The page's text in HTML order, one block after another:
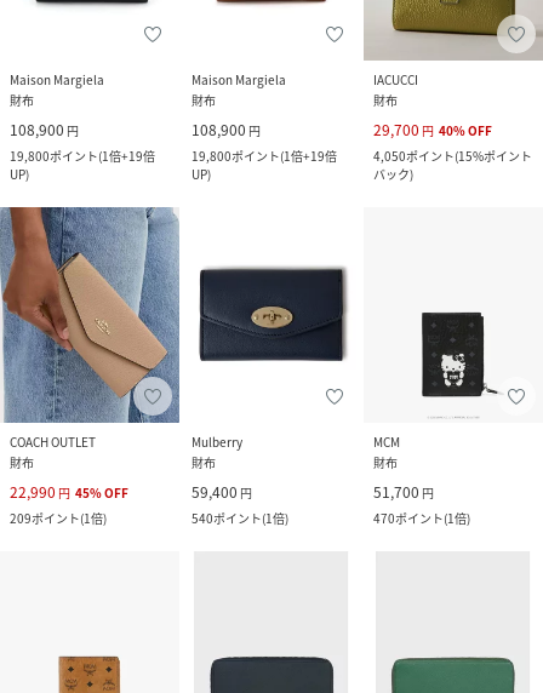
Maison Margiela
財布
108,900 円
19,800ポイント(1倍+19倍
UP)
Maison Margiela
財布
108,900 円
19,800ポイント(1倍+19倍
UP)
IACUCCI
財布
29,700 円 40%OFF
4,050ポイント(15%ポイント
バック)
COACH OUTLET
財布
22,990 円 45%OFF
209ポイント(1倍)
Mulberry
財布
59,400 円
540ポイント(1倍)
MCM
財布
51,700 円
470ポイント(1倍)